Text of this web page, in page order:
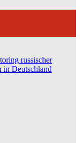
russischer
in Deutschland